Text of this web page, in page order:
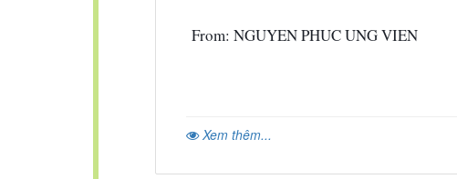
From: NGUYEN PHUC UNG VIEN
Xem thêm...